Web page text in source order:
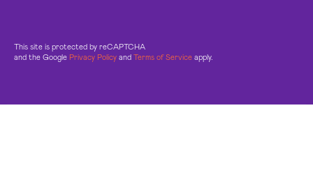
This site is protected by reCAPTCHA
and the Google Privacy Policy and Terms of Service apply.